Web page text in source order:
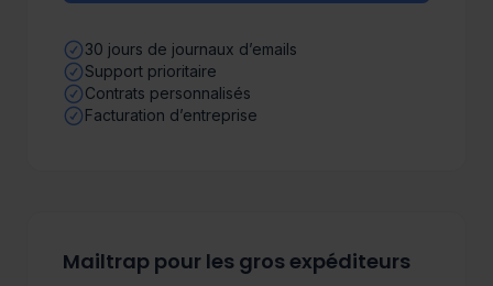
30 jours de journaux d’emails
Support prioritaire
Contrats personnalisés
Facturation d’entreprise
Mailtrap pour les gros expéditeurs